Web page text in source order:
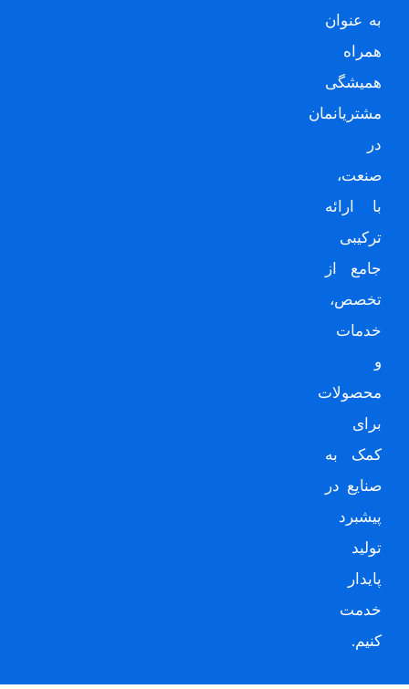
به عنوان
همراه
همیشگی
مشتریانمان
در
صنعت،
با ارائه
ترکیبی
جامع از
تخصص،
خدمات
و
محصولات
برای
کمک به
صنایع در
پیشبرد
تولید
پایدار
خدمت
کنیم.